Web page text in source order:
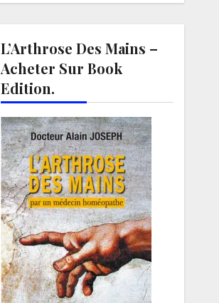
L’Arthrose Des Mains –
Acheter Sur Book
Edition.